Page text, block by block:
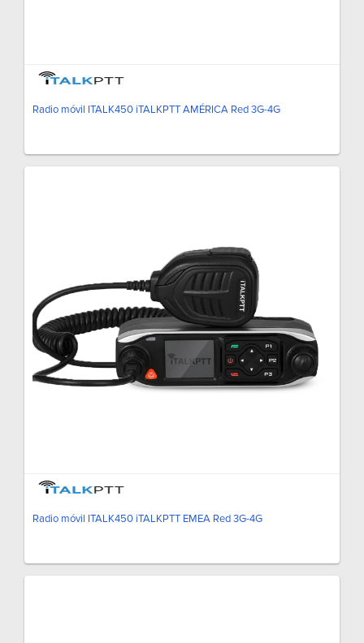
Radio móvil ITALK450 iTALKPTT AMÉRICA Red 3G-4G
Radio móvil ITALK450 iTALKPTT EMEA Red 3G-4G